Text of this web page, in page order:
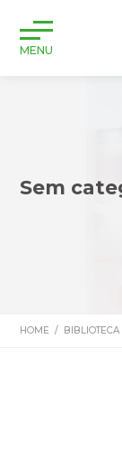
MENU
Sem
HOME / BIBLIOTECA